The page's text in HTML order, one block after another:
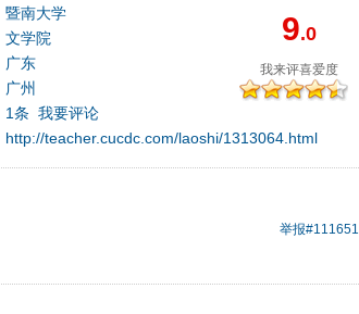
9.0
我来评喜爱度
暨南大学
文学院
广东
广州
1条 我要评论
http://teacher.cucdc.com/laoshi/1313064.html
举报#111651